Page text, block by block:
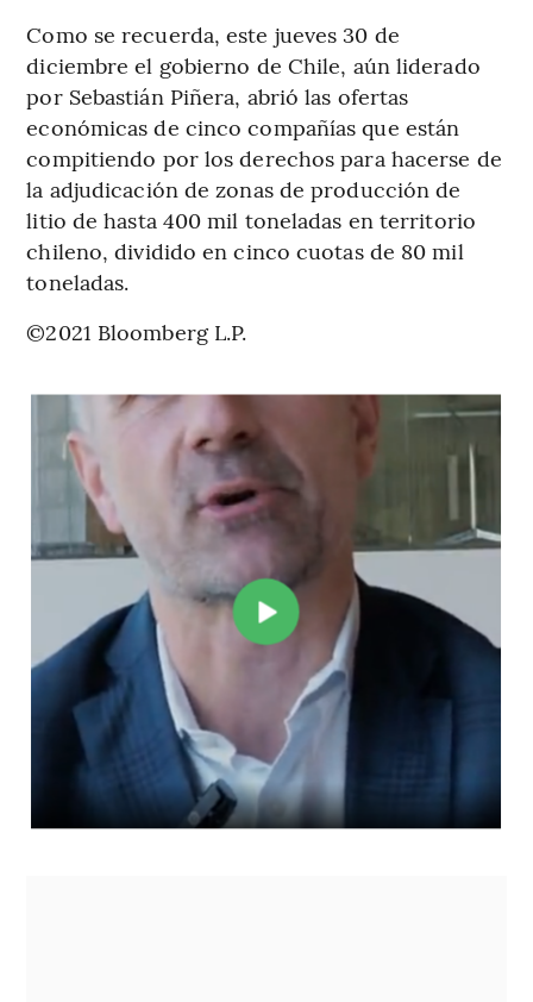
Como se recuerda, este jueves 30 de
diciembre el gobierno de Chile, aún liderado
por Sebastián Piñera, abrió las ofertas
económicas de cinco compañías que están
compitiendo por los derechos para hacerse de
la adjudicación de zonas de producción de
litio de hasta 400 mil toneladas en territorio
chileno, dividido en cinco cuotas de 80 mil
toneladas.
©2021 Bloomberg L.P.